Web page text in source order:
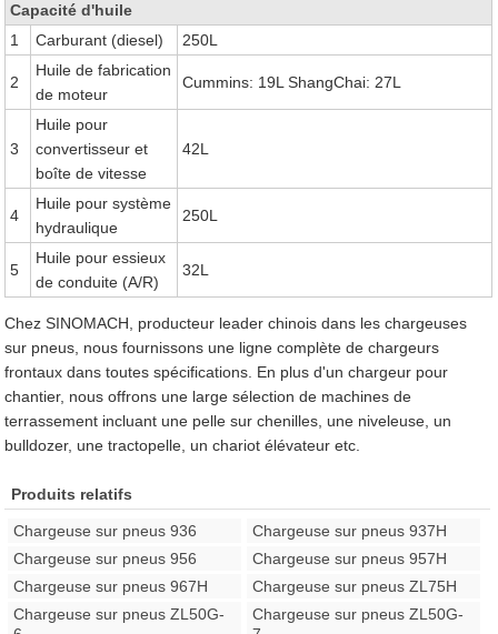
Capacité d'huile
1
Carburant (diesel) 250L
2
Huile de fabrication
de moteur
Cummins: 19L ShangChai: 27L
3
Huile pour
convertisseur et
boîte de vitesse
42L
4
Huile pour système
hydraulique
250L
5
Huile pour essieux
de conduite (A/R)
32L
Chez SINOMACH, producteur leader chinois dans les chargeuses
sur pneus, nous fournissons une ligne complète de chargeurs
frontaux dans toutes spécifications. En plus d'un chargeur pour
chantier, nous offrons une large sélection de machines de
terrassement incluant une pelle sur chenilles, une niveleuse, un
bulldozer, une tractopelle, un chariot élévateur etc.
Produits relatifs
Chargeuse sur pneus 936
Chargeuse sur pneus 937H
Chargeuse sur pneus 956
Chargeuse sur pneus 957H
Chargeuse sur pneus 967H
Chargeuse sur pneus ZL75H
Chargeuse sur pneus ZL50G-
Chargeuse sur pneus ZL50G-